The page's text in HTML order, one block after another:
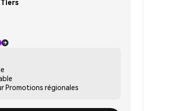
Promotions régionales